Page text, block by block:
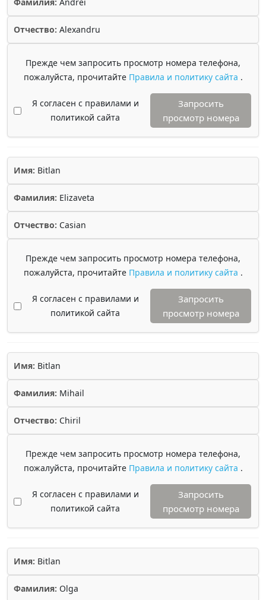
Отчество: Alexandru
Прежде чем запросить просмотр номера телефона,
пожалуйста, прочитайте Правила и политику сайта .
Я согласен с правилами и
политикой сайта
Запросить
просмотр номера
Имя: Bitlan
Фамилия: Elizaveta
Отчество: Casian
Прежде чем запросить просмотр номера телефона,
пожалуйста, прочитайте Правила и политику сайта .
Я согласен с правилами и
политикой сайта
Запросить
просмотр номера
Имя: Bitlan
Фамилия: Mihail
Отчество: Chiril
Прежде чем запросить просмотр номера телефона,
пожалуйста, прочитайте Правила и политику сайта .
Я согласен с правилами и
политикой сайта
Запросить
просмотр номера
Имя: Bitlan
Фамилия: Olga